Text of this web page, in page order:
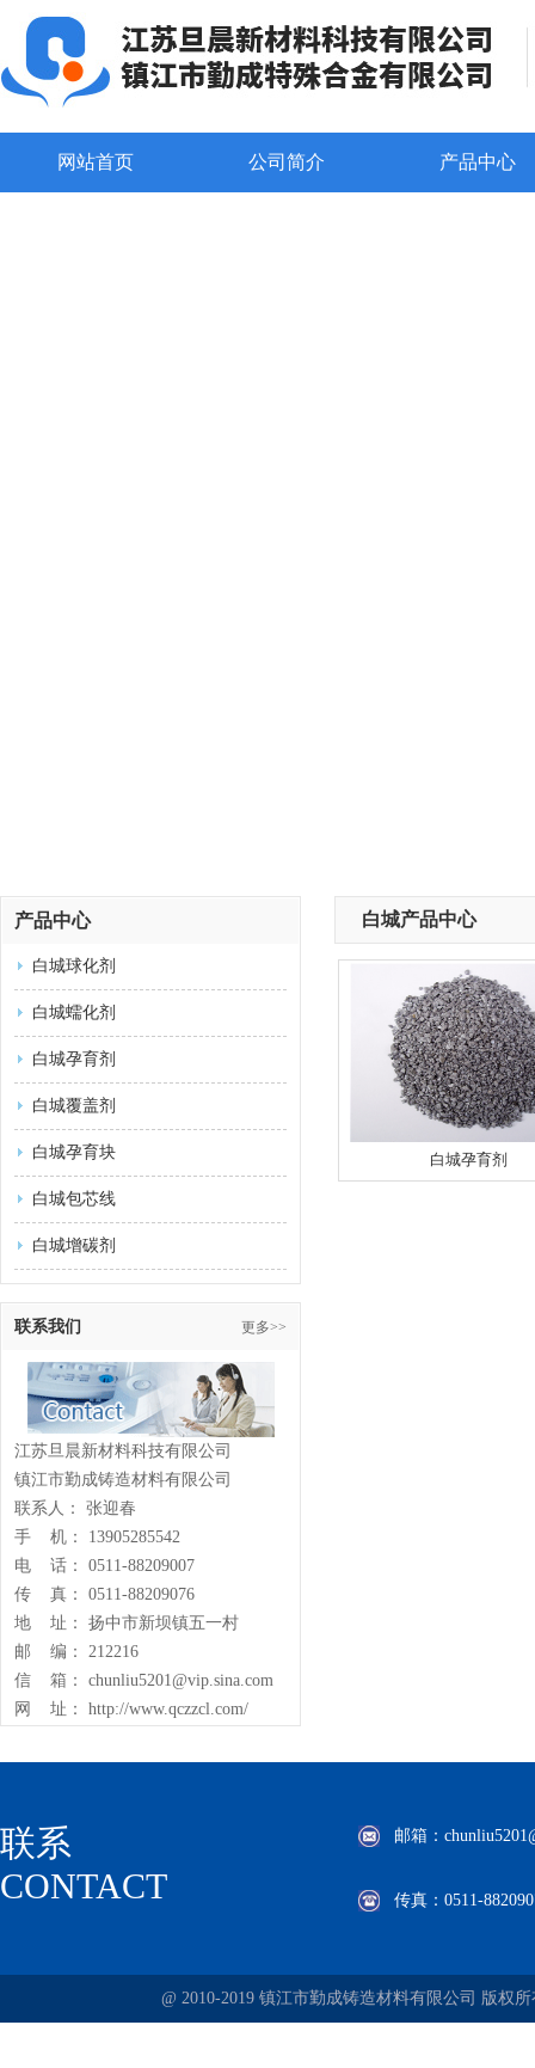
网站首页 公司简介 产品中心
产品中心
白城球化剂
白城蠕化剂
白城孕育剂
白城覆盖剂
白城孕育块
白城包芯线
白城增碳剂
联系我们 更多>>
江苏旦晨新材料科技有限公司
镇江市勤成铸造材料有限公司
联系人： 张迎春
手 机： 13905285542
电 话： 0511-88209007
传 真： 0511-88209076
地 址： 扬中市新坝镇五一村
邮 编： 212216
信 箱： chunliu5201@vip.sina.com
网 址： http://www.qczzcl.com/
白城产品中心
白城孕育剂
联系
CONTACT
邮箱：
传真：0511-
@ 2010-2019 镇江市勤成铸造材料有限公司 版权